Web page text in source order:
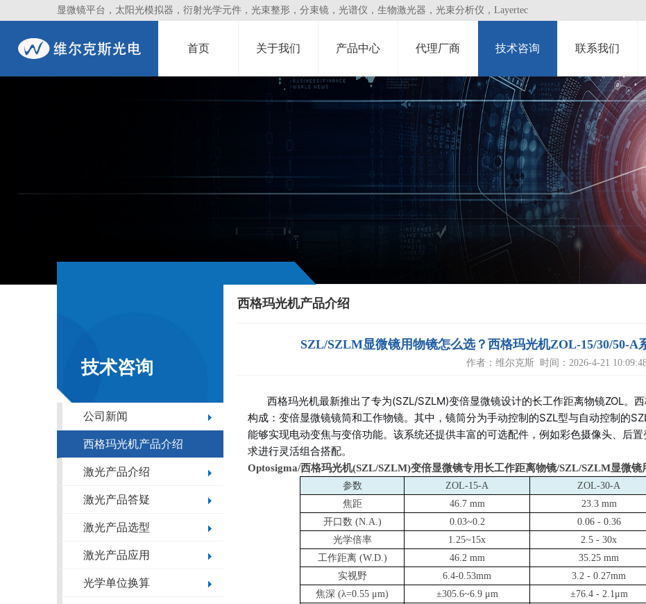
显微镜平台，太阳光模拟器，衍射光学元件，光束整形，分束镜，光谱仪，生物激光器，光束分析仪，Layertec
首页 关于我们 产品中心 代理厂商 技术咨询 联系我们
技术咨询
公司新闻
西格玛光机产品介绍
激光产品介绍
激光产品答疑
激光产品选型
激光产品应用
光学单位换算
西格玛光机产品介绍
SZL/SZLM显微镜用物镜怎么选？西格玛光机ZOL-15/30/50-A
作者：维尔克斯 时间：2026-4-21
西格玛光机最新推出了专为(SZL/SZLM)变倍显微镜设计的长工作距离物镜ZOL。
构成：变倍显微镜镜筒和工作物镜。其中，镜筒分为手动控制的SZL型与自动控制的
能够实现电动变焦与变倍功能。该系统还提供丰富的可选配件，例如彩色摄像头、后
求进行灵活组合搭配。
Optosigma/西格玛光机(SZL/SZLM)变倍显微镜专用长工作距离物镜/SZL/SZLM显微
参数 ZOL-15-A ZOL-30-A
焦距
46.7 mm 23.3 mm
开口数 (N.A.)
0.03~0.2 0.06 - 0.36
光学倍率
1.25~15x 2.5 - 30x
工作距离 (W.D.)
46.2 mm 35.25 mm
实视野
6.4-0.53mm 3.2 - 0.27mm
焦深 (λ=0.55 μm)
±305.6~6.9 μm ±76.4 - 2.1μm